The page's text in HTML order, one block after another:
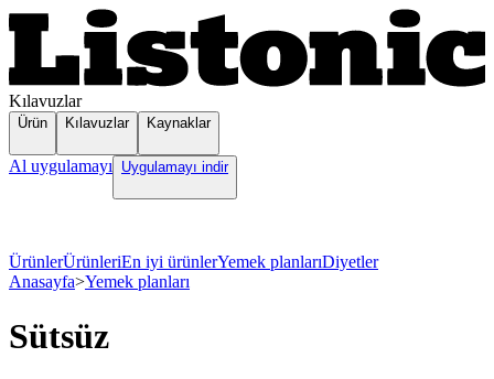
Kılavuzlar
Ürün Kılavuzlar Kaynaklar
Al uygulamayı Uygulamayı indir
ÜrünlerÜrünleriEn iyi ürünlerYemek planlarıDiyetler
Anasayfa>Yemek planları
Sütsüz